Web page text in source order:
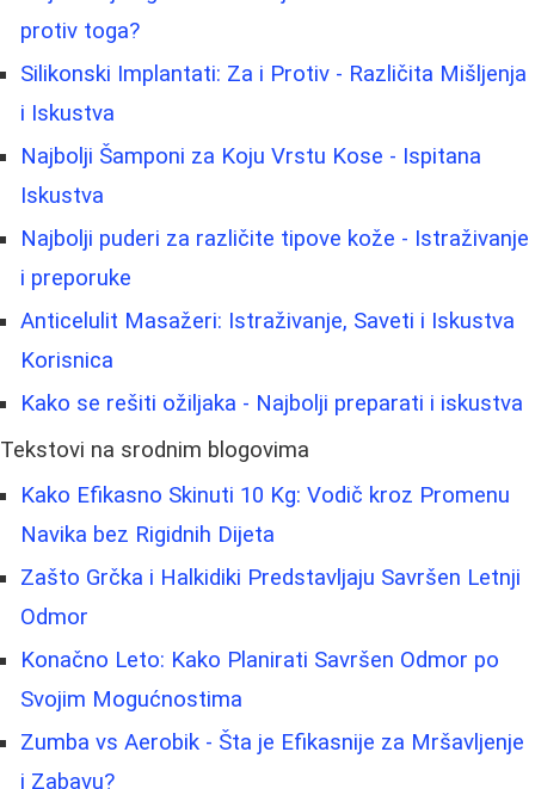
protiv toga?
Silikonski Implantati: Za i Protiv - Različita Mišljenja
i Iskustva
Najbolji Šamponi za Koju Vrstu Kose - Ispitana
Iskustva
Najbolji puderi za različite tipove kože - Istraživanje
i preporuke
Anticelulit Masažeri: Istraživanje, Saveti i Iskustva
Korisnica
Kako se rešiti ožiljaka - Najbolji preparati i iskustva
Tekstovi na srodnim blogovima
Kako Efikasno Skinuti 10 Kg: Vodič kroz Promenu
Navika bez Rigidnih Dijeta
Zašto Grčka i Halkidiki Predstavljaju Savršen Letnji
Odmor
Konačno Leto: Kako Planirati Savršen Odmor po
Svojim Mogućnostima
Zumba vs Aerobik - Šta je Efikasnije za Mršavljenje
i Zabavu?